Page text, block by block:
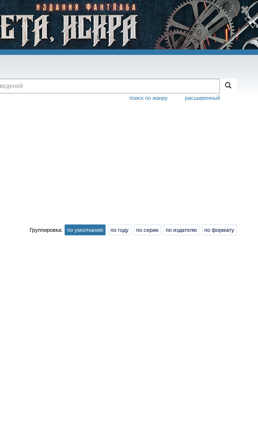
расширенный
поиск по жанру
Группировка: по умолчанию по году по серии по издателю по формату